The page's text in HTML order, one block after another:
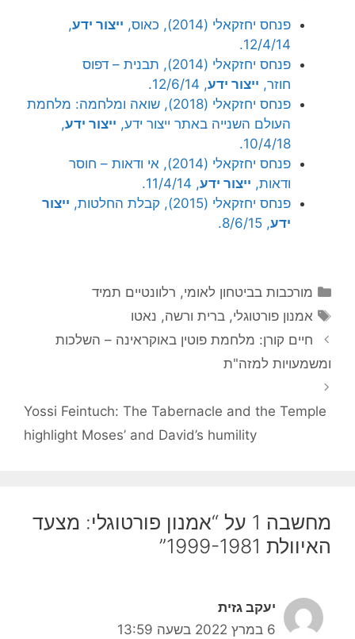
פנחס יחזקאלי (2014), כאוס, ייצור ידע,
12/4/14.
פנחס יחזקאלי (2014), תבנית – דפוס
חוזר, ייצור ידע, 12/6/14.
פנחס יחזקאלי (2018), שואה ומלחמה: מלחמת
העולם השנייה באתר ייצור ידע, ייצור ידע,
10/4/18.
פנחס יחזקאלי (2014), אי ודאות – חוסר
ודאות, ייצור ידע, 11/4/14.
פנחס יחזקאלי (2015), קבלת החלטות,
ייצור
ידע, 8/6/15.
קטגוריות
מורכבות בביטחון לאומי, רלוונטיים תמיד
תגיות
אמנון פורטוגלי,ברית ורשה, נאטו
חיים קורן: מלחמת פוטין באוקראינה – השלכות
ומשמעויות למזה"ת
Yossi Feintuch: The Tabernacle and the Temple
highlight Moses’ and David’s humility
מחשבה 1 על “אמנון פורטוגלי: מצעד
האיוולת 1999-1981”
יעקב גזית
6 במרץ 2022 בשעה 13:59